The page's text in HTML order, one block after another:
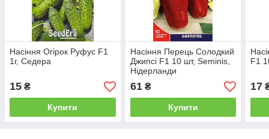
Насіння Огірок Руфус F1
1г, Седера
15 ₴
Купити
Насіння Перець Солодкий
Джипсі F1 10 шт, Seminis,
Нідерланди
61₴
Купити
F1
17